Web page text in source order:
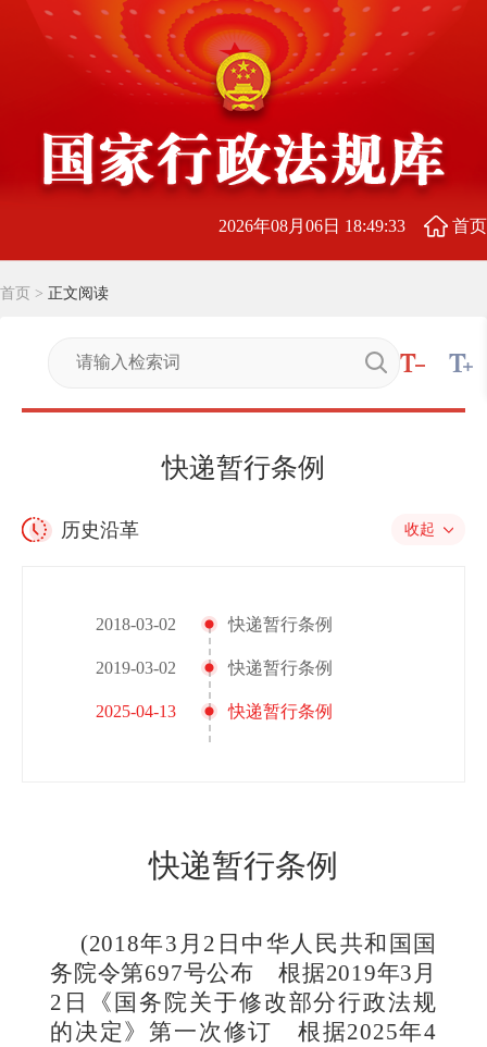
2026年08月06日 18:49:34 首页
首页 > 正文阅读
快递暂行条例
历史沿革 收起
2018-03-02
2019-03-02
2025-04-13
快递暂行条例
快递暂行条例
快递暂行条例
快递暂行条例
(2018年3月2日中华人民共和国国
务院令第697号公布 根据2019年3月
2日《国务院关于修改部分行政法规
的决定》第一次修订 根据2025年4